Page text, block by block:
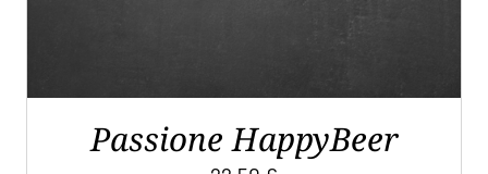
Passione HappyBeer